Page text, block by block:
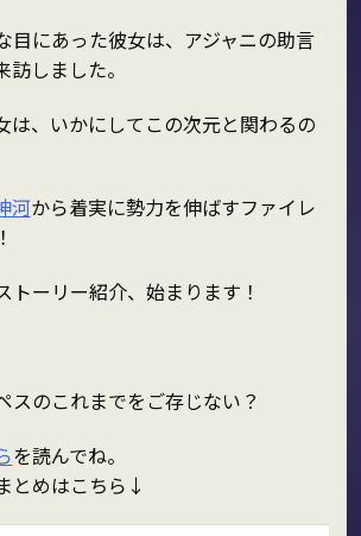
目にあった彼女は、アジャニの助言
しました。
は、いかにしてこの次元と関わるの
河から着実に勢力を伸ばすファイレ
トーリー紹介、始まります！
のこれまでをご存じない？
を読んでね。
とめはこちら↓